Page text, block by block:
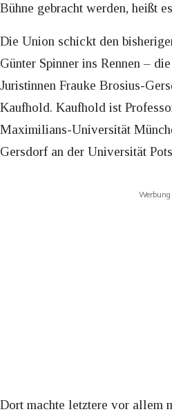
Bühne gebracht werden, heißt
Die Union schickt den
Günter Spinner ins Rennen –
Juristinnen Frauke Brosius-
Kaufhold. Kaufhold ist
Maximilians-Universität
Gersdorf an der Universität
Werbung
Dort machte letztere vor allem